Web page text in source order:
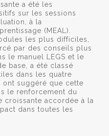
a été les
sur les sessions
à la
(MEAL).
les plus difficiles,
par des conseils plus
le manuel LEGS et le
base, a été classé
dans les quatre
ont suggéré que cette
le renforcement du
croissante accordée à la
dans toutes les